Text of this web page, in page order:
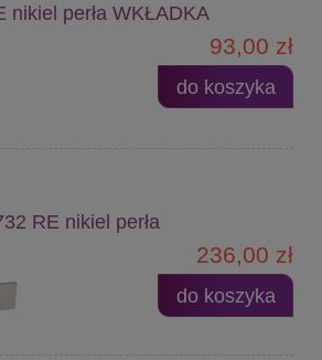
nikiel perła WKŁADKA
93,00 zł
do koszyka
RE nikiel perła
236,00 zł
do koszyka